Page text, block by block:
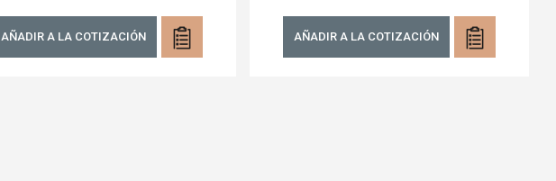
AÑADIR A LA COTIZACIÓN AÑADIR A LA COTIZACIÓN